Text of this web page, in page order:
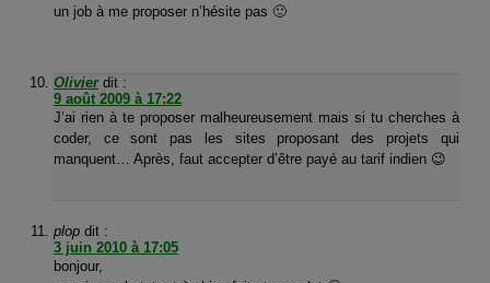
un job à me proposer n’hésite pas 🙂
Olivier dit :
9 août 2009 à 17:22
J’ai rien à te proposer malheureusement mais si tu cherches à
coder, ce sont pas les sites proposant des projets qui
manquent… Après, faut accepter d’être payé au tarif indien 😉
plop dit :
3 juin 2010 à 17:05
bonjour,